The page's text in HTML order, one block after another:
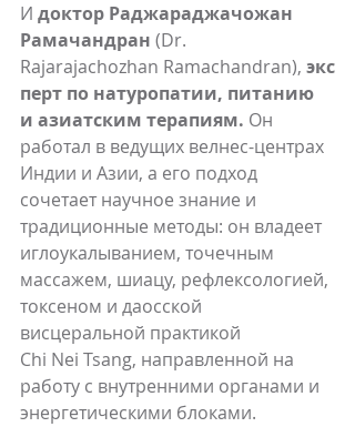
И доктор Раджараджачожан
Рамачандран (Dr.
Rajarajachozhan Ramachandran), экс
перт по натуропатии, питанию
и азиатским терапиям. Он
работал в ведущих велнес-центрах
Индии и Азии, а его подход
сочетает научное знание и
традиционные методы: он владеет
иглоукалыванием, точечным
массажем, шиацу, рефлексологией,
токсеном и даосской
висцеральной практикой
Chi Nei Tsang, направленной на
работу с внутренними органами и
энергетическими блоками.